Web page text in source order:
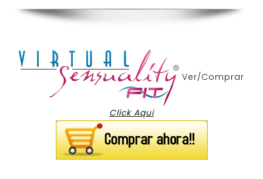
Ver/Comprar
Click Aqui